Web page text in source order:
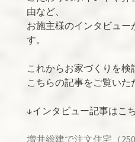
由など、
お施主様のインタビュー
す。
これからお家づくりを
こちらの記事をご覧いた
↓インタビュー記事はこ
増井総建で注文住宅（